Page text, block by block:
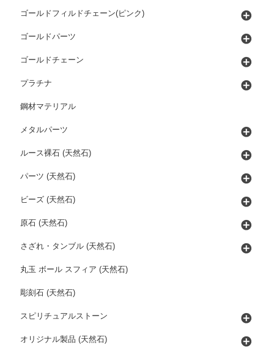
ゴールドフィルドチェーン(ピンク)
ゴールドパーツ
ゴールドチェーン
プラチナ
鋼材マテリアル
メタルパーツ
ルース裸石 (天然石)
パーツ (天然石)
ビーズ (天然石)
原石 (天然石)
さざれ・タンブル (天然石)
丸玉 ボール スフィア (天然石)
彫刻石 (天然石)
スピリチュアルストーン
オリジナル製品 (天然石)